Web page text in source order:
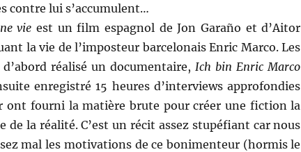
contre lui s’accumulent…
vie est un film espagnol de Jon Garaño et d’Aitor
la vie de l’imposteur barcelonais Enric Marco. Les
réalisé un documentaire, Ich bin Enric Marco
enregistré 15 heures d’interviews approfondies
ont fourni la matière brute pour créer une fiction la
de la réalité. C’est un récit assez stupéfiant car nous
mal les motivations de ce bonimenteur (hormis le